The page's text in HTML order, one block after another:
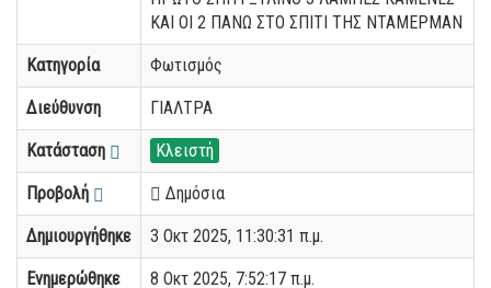
ΚΑΙ ΟΙ 2 ΠΑΝΩ ΣΤΟ ΣΠΙΤΙ ΤΗΣ ΝΤΑΜΕΡΜΑΝ
Κατηγορία Φωτισμός
Διεύθυνση ΓΙΑΛΤΡΑ
Κατάσταση Κλειστή
Προβολή Δημόσια
Δημιουργήθηκε 3 Οκτ 2025, 11:30:31 π.μ.
Ενημερώθηκε 8 Οκτ 2025, 7:52:17 π.μ.